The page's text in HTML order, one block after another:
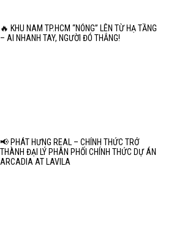
🔥 KHU NAM TP.HCM “NÓNG” LÊN TỪ HẠ TẦNG
– AI NHANH TAY, NGƯỜI ĐÓ THẮNG!
📢 PHÁT HƯNG REAL – CHÍNH THỨC TRỞ
THÀNH ĐẠI LÝ PHÂN PHỐI CHÍNH THỨC DỰ ÁN
ARCADIA AT LAVILA